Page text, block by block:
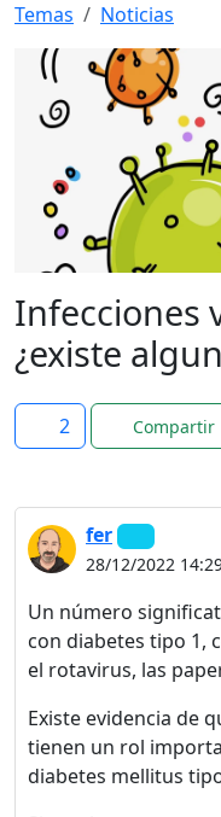
Temas Noticias
Infecciones
¿existe
2 Compartir
fer
28/12/2022
Un número
con diabetes tipo 1,
el rotavirus, las
Existe evidencia de
tienen un rol
diabetes mellitus